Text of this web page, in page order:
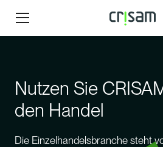
Nutzen Sie
den Handel
Die Einzelhandelsbranche steht